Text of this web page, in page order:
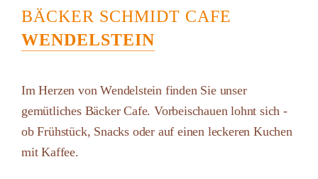
BÄCKER SCHMIDT CAFE
WENDELSTEIN
Im Herzen von Wendelstein finden Sie unser
gemütliches Bäcker Cafe. Vorbeischauen lohnt sich -
ob Frühstück, Snacks oder auf einen leckeren Kuchen
mit Kaffee.